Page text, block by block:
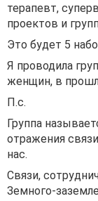
терапевт,
проектов и
Это будет 5
Я проводила
женщин, в
П.с.
Группа
отражения
нас.
Связи,
Земного-